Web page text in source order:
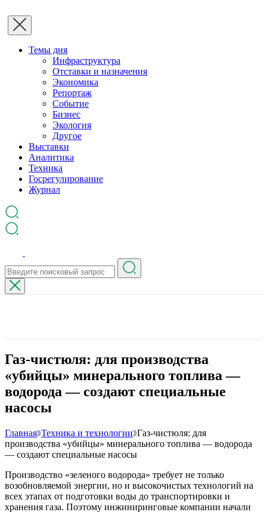
Темы дня
Инфраструктура
Отставки и назначения
Экономика
Репортаж
Событие
Бизнес
Экология
Другое
Выставки
Аналитика
Техника
Госрегулирование
Журнал
Газ-чистюля: для производства
«убийцы» минерального топлива —
водорода — создают специальные
насосы
Главная Техника и технологии Газ-чистюля: для
производства «убийцы» минерального топлива — водорода
— создают специальные насосы
Производство «зеленого водорода» требует не только
возобновляемой энергии, но и высокочистых технологий на
всех этапах от подготовки воды до транспортировки и
хранения газа. Поэтому инжиниринговые компании начали